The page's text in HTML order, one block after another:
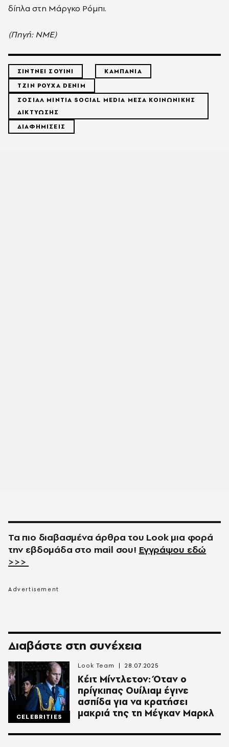
δίπλα στη Μάργκο Ρόμπι.
(Πηγή: ΝΜΕ)
ΣΙΝΤΝΕΙ ΣΟΥΙΝΙ
ΚΑΜΠΑΝΙΑ
ΤΖΙΝ ΡΟΥΧΑ DENIM
ΣΟΣΙΑΛ ΜΙΝΤΙΑ SOCIAL MEDIA ΜΕΣΑ ΚΟΙΝΩΝΙΚΗΣ
ΔΙΚΤΥΩΣΗΣ
ΔΙΑΦΗΜΙΣΕΙΣ
Τα πιο διαβασμένα άρθρα του Look μια φορά
την εβδομάδα στο mail σου! Εγγράψου εδώ
>>>
Διαβάστε στη συνέχεια
CELEBRITIES
Κέιτ Μίντλετον: Όταν ο
πρίγκιπας Ουίλιαμ έγινε
ασπίδα για να κρατήσει
μακριά της τη Μέγκαν Μαρκλ
Look Team 28.07.2025